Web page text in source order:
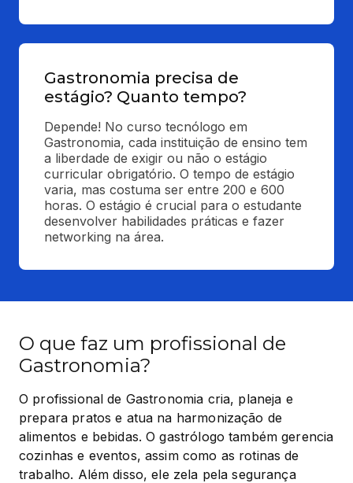
Gastronomia precisa de
estágio? Quanto tempo?
Depende! No curso tecnólogo em
Gastronomia, cada instituição de ensino tem
a liberdade de exigir ou não o estágio
curricular obrigatório. O tempo de estágio
varia, mas costuma ser entre 200 e 600
horas. O estágio é crucial para o estudante
desenvolver habilidades práticas e fazer
networking na área.
O que faz um profissional de
Gastronomia?
O profissional de Gastronomia cria, planeja e
prepara pratos e atua na harmonização de
alimentos e bebidas. O gastrólogo também gerencia
cozinhas e eventos, assim como as rotinas de
trabalho. Além disso, ele zela pela segurança